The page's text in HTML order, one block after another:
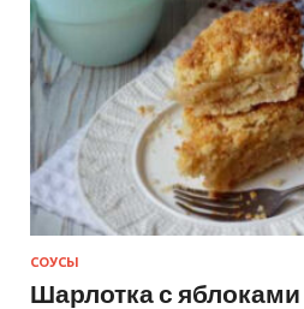
СОУСЫ
Шарлотка с яблоками